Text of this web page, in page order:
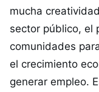
mucha
sector público, el
comunidades
el crecimiento
generar empleo.